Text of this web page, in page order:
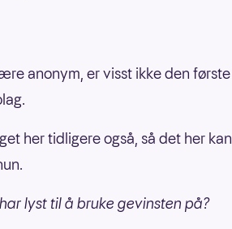
anonym, er visst ikke den første
her tidligere også, så det her kan
lyst til å bruke gevinsten på?